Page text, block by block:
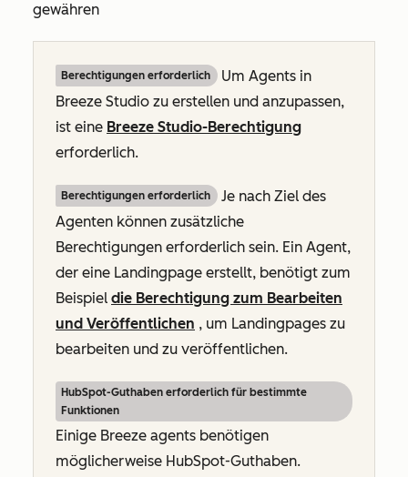
gewähren
Berechtigungen erforderlich
Um Agents in
Breeze Studio zu erstellen und anzupassen,
ist eine Breeze Studio-Berechtigung
erforderlich.
Berechtigungen erforderlich
Je nach Ziel des
Agenten können zusätzliche
Berechtigungen erforderlich sein. Ein Agent,
der eine Landingpage erstellt, benötigt zum
Beispiel die Berechtigung zum Bearbeiten
und Veröffentlichen , um Landingpages zu
bearbeiten und zu veröffentlichen.
HubSpot-Guthaben erforderlich für bestimmte
Funktionen
Einige Breeze agents benötigen
möglicherweise HubSpot-Guthaben.